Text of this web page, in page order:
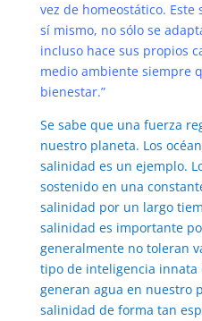
vez de homeostático. Este
sí mismo, no sólo se
incluso hace sus propios
medio ambiente siempre
bienestar.”
Se sabe que una fuerza
nuestro planeta. Los
salinidad es un ejemplo.
sostenido en una
salinidad por un largo
salinidad es importante
generalmente no toleran
tipo de inteligencia innata
generan agua en nuestro
salinidad de forma tan